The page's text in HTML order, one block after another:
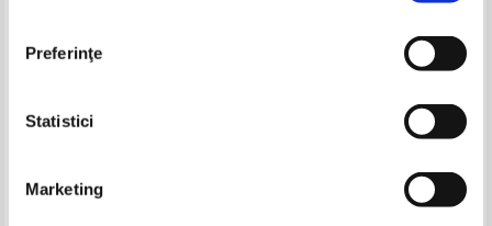
Preferinţe
Statistici
Marketing
Pret:
Lei